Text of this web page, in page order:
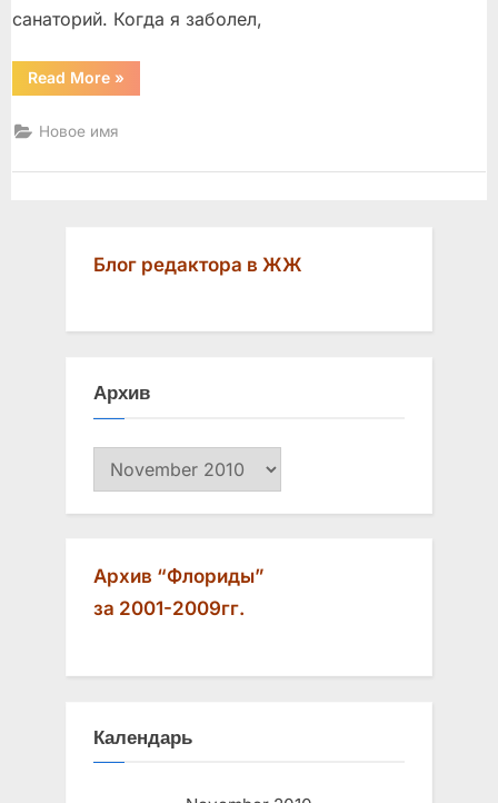
санаторий. Когда я заболел,
Read More“Дед
Захар”
»
Новое имя
Блог редактора в ЖЖ
Архив
Архив
Архив “Флориды”
за 2001-2009гг.
Календарь